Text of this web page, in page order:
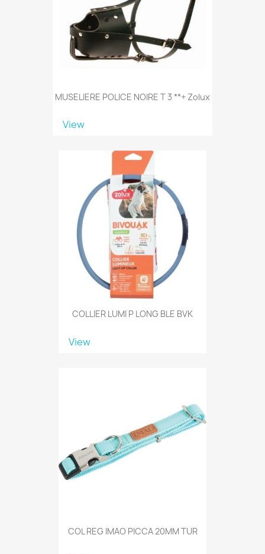
MUSELIERE POLICE NOIRE T 3 **+ Zolux
View
COLLIER LUMI P LONG BLE BVK
View
COL REG IMAO PICCA 20MM TUR